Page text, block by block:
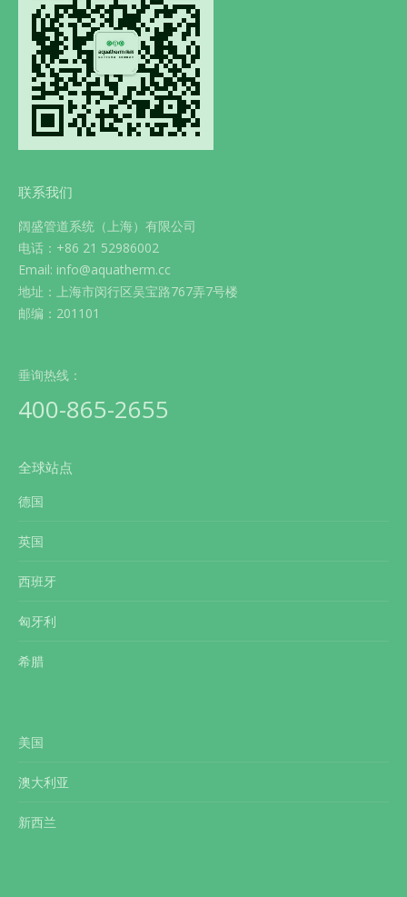
联系我们
阔盛管道系统（上海）有限公司
电话：+86 21 52986002
Email: info@aquatherm.cc
地址：上海市闵行区吴宝路767弄7号楼
邮编：201101
垂询热线：
400-865-2655
全球站点
德国
英国
西班牙
匈牙利
希腊
美国
澳大利亚
新西兰